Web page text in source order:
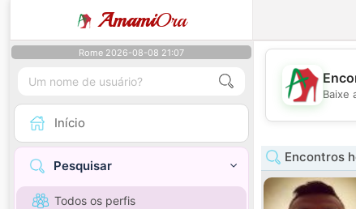
AmamiOra
Rome 2026-08-08 21:07
Início
Pesquisar
Todos os perfis
Baixe
Encontros